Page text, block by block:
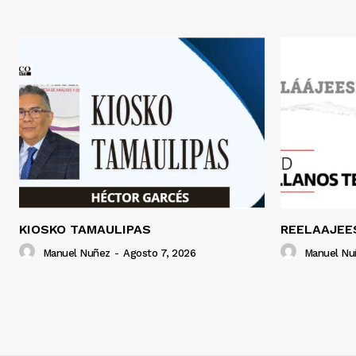
KIOSKO TAMAULIPAS
Manuel Nuñez - Agosto 7, 2026 Manuel